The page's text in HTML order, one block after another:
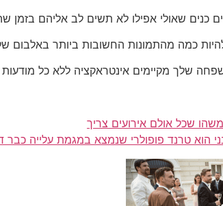
כנים שאולי אפילו לא תשים לב אליהם בזמן
כמה מהתמונות החשובות ביותר באלבום
שלך מקיימים אינטראקציה ללא כל
שכל אולם אירועים צריך
הוא טרנד פופולרי שנמצא במגמת עלייה כבר